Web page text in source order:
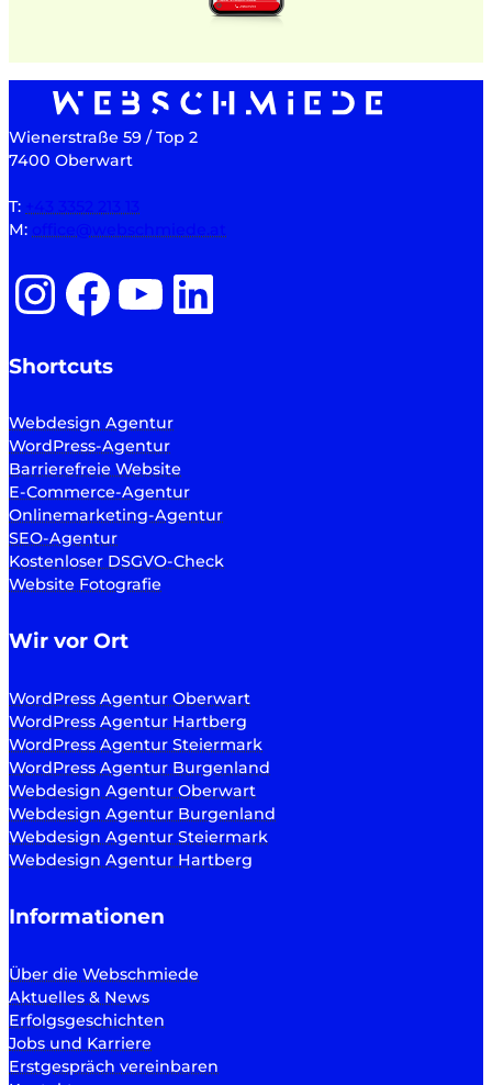
Wienerstraße 59 / Top 2
7400 Oberwart
T:
M:
InstagramFacebook YouTube LinkedIn
Shortcuts
Webdesign Agentur
WordPress-Agentur
Barrierefreie Website
E-Commerce-Agentur
Onlinemarketing-Agentur
SEO-Agentur
Kostenloser DSGVO-Check
Website Fotografie
Wir vor Ort
WordPress Agentur Oberwart
WordPress Agentur Hartberg
WordPress Agentur Steiermark
WordPress Agentur Burgenland
Webdesign Agentur Oberwart
Webdesign Agentur Burgenland
Webdesign Agentur Steiermark
Webdesign Agentur Hartberg
Informationen
Über die Webschmiede
Aktuelles & News
Erfolgsgeschichten
Jobs und Karriere
Erstgespräch vereinbaren